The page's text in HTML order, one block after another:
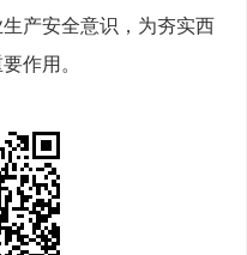
产安全意识，为夯实西
作用。